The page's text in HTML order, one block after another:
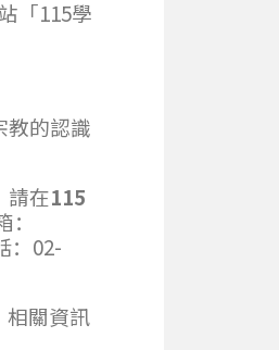
「115學
教的認識
請在115
：02-
相關資訊